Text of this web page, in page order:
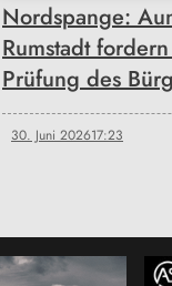
Nordspange:
Rumstadt
Prüfung des
30. Juni 202617:23